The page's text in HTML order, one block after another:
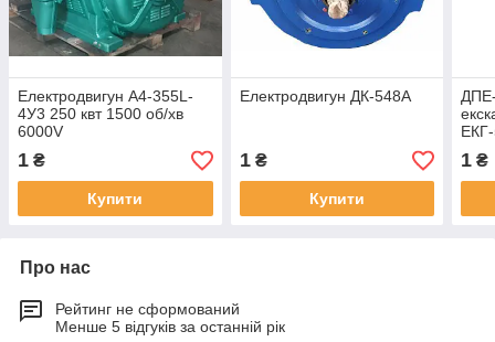
Електродвигун А4-355L-
4У3 250 квт 1500 об/хв
6000V
1 ₴
Купити
Електродвигун ДК-548А
1₴
Купити
1 ₴
Про нас
Рейтинг не сформований
Менше 5 відгуків за останній рік